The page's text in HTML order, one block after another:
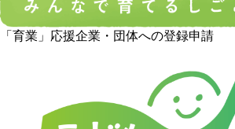
「育業」応援企業・団体への登録申請